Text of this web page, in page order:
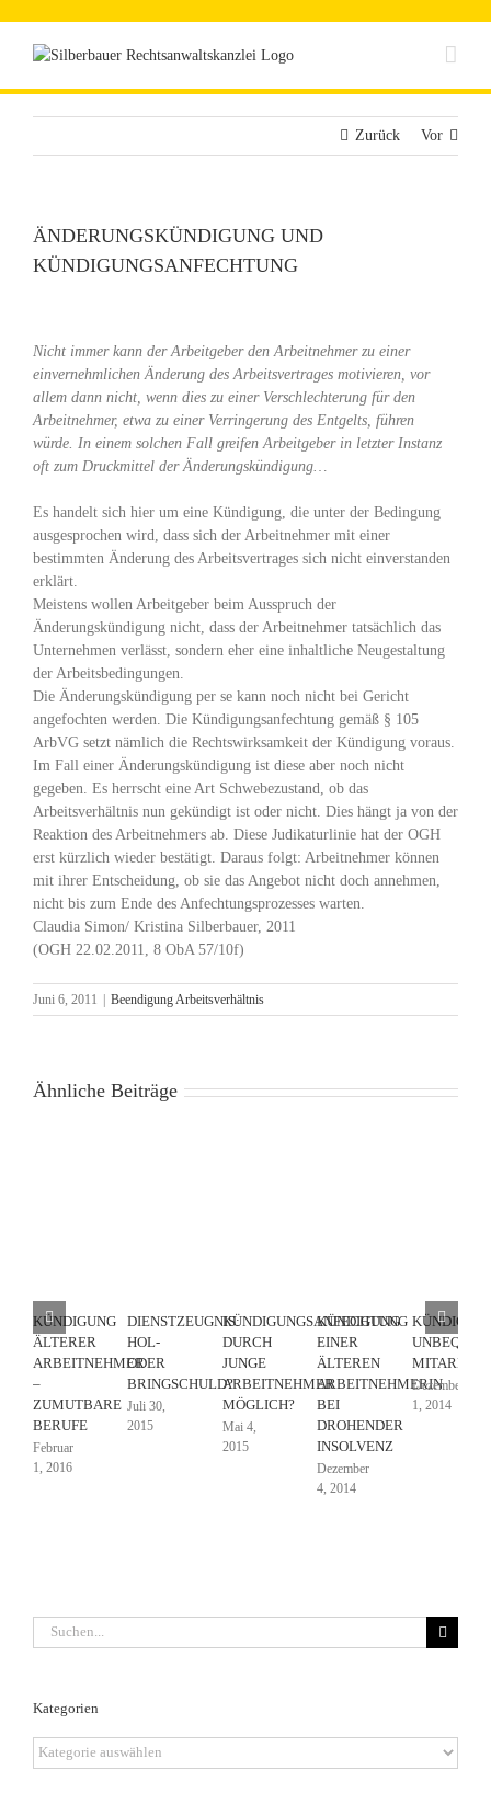
springen
Zurück Vor
ÄNDERUNGSKÜNDIGUNG UND
KÜNDIGUNGSANFECHTUNG
Nicht immer kann der Arbeitgeber den Arbeitnehmer zu einer
einvernehmlichen Änderung des Arbeitsvertrages motivieren, vor
allem dann nicht, wenn dies zu einer Verschlechterung für den
Arbeitnehmer, etwa zu einer Verringerung des Entgelts, führen
würde. In einem solchen Fall greifen Arbeitgeber in letzter Instanz
oft zum Druckmittel der Änderungskündigung…
Es handelt sich hier um eine Kündigung, die unter der Bedingung
ausgesprochen wird, dass sich der Arbeitnehmer mit einer
bestimmten Änderung des Arbeitsvertrages sich nicht einverstanden
erklärt.
Meistens wollen Arbeitgeber beim Ausspruch der
Änderungskündigung nicht, dass der Arbeitnehmer tatsächlich das
Unternehmen verlässt, sondern eher eine inhaltliche Neugestaltung
der Arbeitsbedingungen.
Die Änderungskündigung per se kann noch nicht bei Gericht
angefochten werden. Die Kündigungsanfechtung gemäß § 105
ArbVG setzt nämlich die Rechtswirksamkeit der Kündigung voraus.
Im Fall einer Änderungskündigung ist diese aber noch nicht
gegeben. Es herrscht eine Art Schwebezustand, ob das
Arbeitsverhältnis nun gekündigt ist oder nicht. Dies hängt ja von der
Reaktion des Arbeitnehmers ab. Diese Judikaturlinie hat der OGH
erst kürzlich wieder bestätigt. Daraus folgt: Arbeitnehmer können
mit ihrer Entscheidung, ob sie das Angebot nicht doch annehmen,
nicht bis zum Ende des Anfechtungsprozesses warten.
Claudia Simon/ Kristina Silberbauer, 2011
(OGH 22.02.2011, 8 ObA 57/10f)
Juni 6, 2011 Beendigung Arbeitsverhältnis
Ähnliche Beiträge
KÜNDIGUNG
ÄLTERER
ARBEITNEHMER
–
ZUMUTBARE
BERUFE
Februar
1, 2016
DIENSTZEUGNIS:
HOL-
ODER
BRINGSCHULD?
Juli 30,
2015
KÜNDIGUNGSANFECHTUNG
DURCH
JUNGE
ARBEITNEHMER
MÖGLICH?
Mai 4,
2015
KÜNDIGUNG
EINER
ÄLTEREN
ARBEITNEHMERIN
BEI
DROHENDER
INSOLVENZ
Dezember
4, 2014
Dezember
1, 2014
Suche
nach:
Kategorien
Kategorien